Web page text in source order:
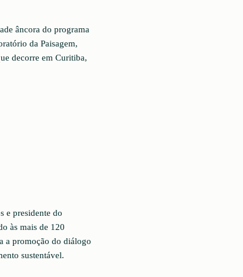
âncora do programa
da Paisagem,
decorre em Curitiba,
e presidente do
às mais de 120
a promoção do diálogo
sustentável.